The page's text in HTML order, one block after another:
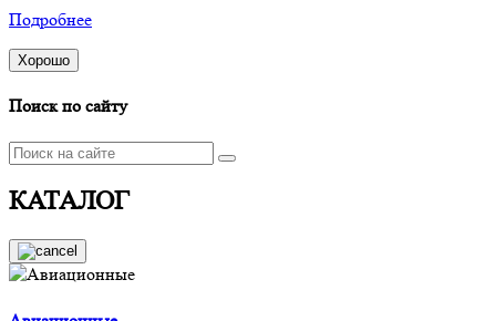
Подробнее
Хорошо
Поиск по сайту
КАТАЛОГ